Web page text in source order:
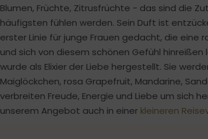
Blumen, Früchte, Zitrusfrüchte - das sind die
häufigsten fühlen werden. Sein Duft ist
erster Linie für junge Frauen gedacht, die eine
und sich von diesem schönen Gefühl
wurde als Elixier der Liebe hergestellt. Sie
Maiglöckchen, rosa Grapefruit, Mandarine,
verbreiten Freude, Energie und Liebe um sich
unserem Angebot auch in einer kleineren